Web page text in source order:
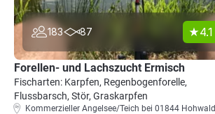
183 87 4.1
Forellen- und Lachszucht Ermisch
Fischarten: Karpfen, Regenbogenforelle,
Flussbarsch, Stör, Graskarpfen
Kommerzieller Angelsee/Teich bei 01844 Hohwald